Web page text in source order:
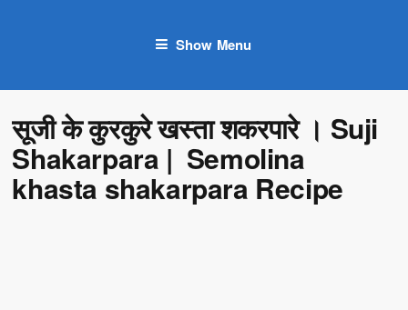
Show Menu
सूजी के कुरकुरे खस्ता शकरपारे । Suji
Shakarpara | Semolina
khasta shakarpara Recipe